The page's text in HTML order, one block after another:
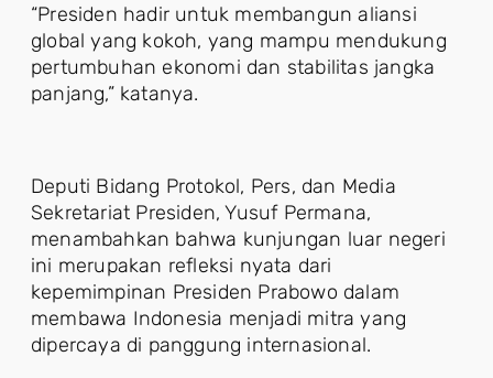
“Presiden hadir untuk membangun aliansi
global yang kokoh, yang mampu mendukung
pertumbuhan ekonomi dan stabilitas jangka
panjang,” katanya.
Deputi Bidang Protokol, Pers, dan Media
Sekretariat Presiden, Yusuf Permana,
menambahkan bahwa kunjungan luar negeri
ini merupakan refleksi nyata dari
kepemimpinan Presiden Prabowo dalam
membawa Indonesia menjadi mitra yang
dipercaya di panggung internasional.